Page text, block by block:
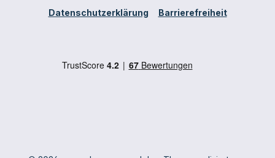
Datenschutzerklärung
Barrierefreiheit